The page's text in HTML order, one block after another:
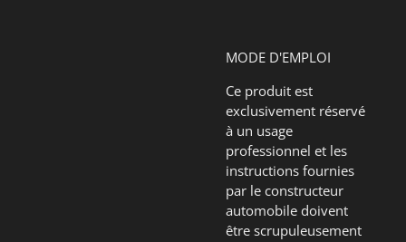
MODE D'EMPLOI
Ce produit est
exclusivement réservé
à un usage
professionnel et les
instructions fournies
par le constructeur
automobile doivent
être scrupuleusement